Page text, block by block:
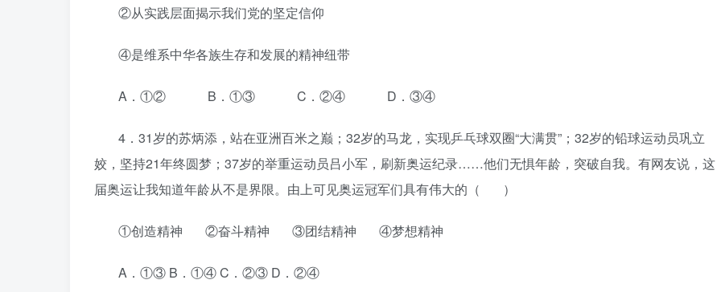
②从实践层面揭示我们党的坚定信仰
④是维系中华各族生存和发展的精神纽带
A．①② B．①③ C．②④ D．③④
4．31岁的苏炳添，站在亚洲百米之巅；32岁的马龙，实现乒乓球双圈“大满贯”；32岁的铅球运动员巩立
姣，坚持21年终圆梦；37岁的举重运动员吕小军，刷新奥运纪录……他们无惧年龄，突破自我。有网友说，这
届奥运让我知道年龄从不是界限。由上可见奥运冠军们具有伟大的（ ）
①创造精神 ②奋斗精神 ③团结精神 ④梦想精神
A．①③ B．①④ C．②③ D．②④